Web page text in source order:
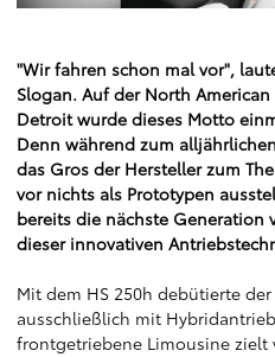
"Wir fahren schon mal vor",
Slogan. Auf der North
Detroit wurde dieses Motto
Denn während zum
das Gros der Hersteller zum
vor nichts als Prototypen
bereits die nächste Generation
dieser innovativen
Mit dem HS 250h debütierte
ausschließlich mit
frontgetriebene Limousine zielt